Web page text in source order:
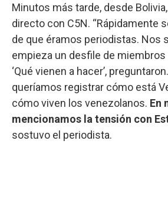
Minutos más tarde, desde
directo con C5N. “Rápidamente
de que éramos periodistas. Nos
empieza un desfile de
‘Qué vienen a hacer’,
queríamos registrar cómo está
cómo viven los venezolanos. En
mencionamos la tensión con
sostuvo el periodista.